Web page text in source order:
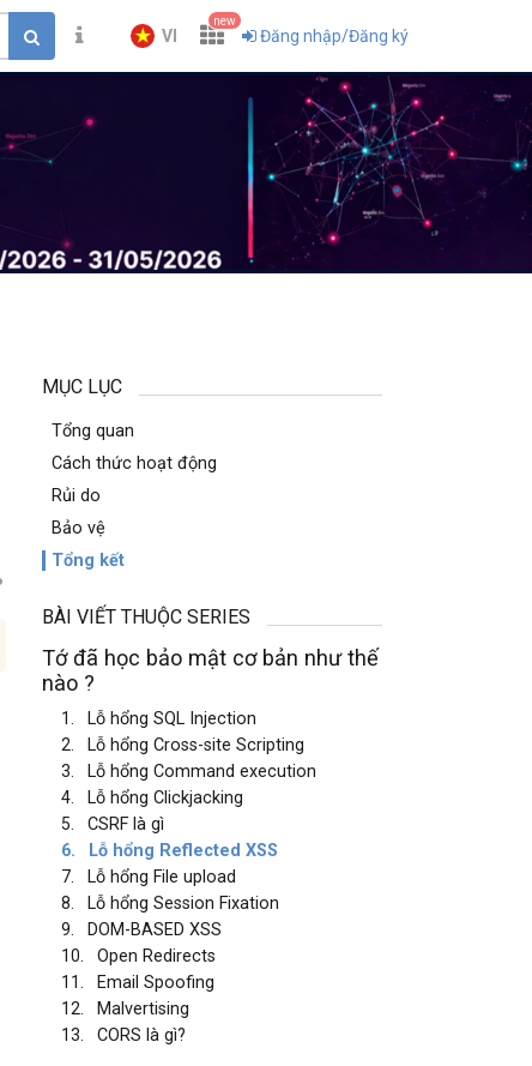
VI
new
Đăng nhập/Đăng ký
MỤC LỤC
Tổng quan
Cách thức hoạt động
Rủi do
Bảo vệ
Tổng kết
BÀI VIẾT THUỘC SERIES
Tớ đã học bảo mật cơ bản như thế
nào ?
1. Lỗ hổng SQL Injection
2. Lỗ hổng Cross-site Scripting
3. Lỗ hổng Command execution
4. Lỗ hổng Clickjacking
5. CSRF là gì
6. Lỗ hổng Reflected XSS
7. Lỗ hổng File upload
8. Lỗ hổng Session Fixation
9. DOM-BASED XSS
10. Open Redirects
11. Email Spoofing
12. Malvertising
13. CORS là gì?